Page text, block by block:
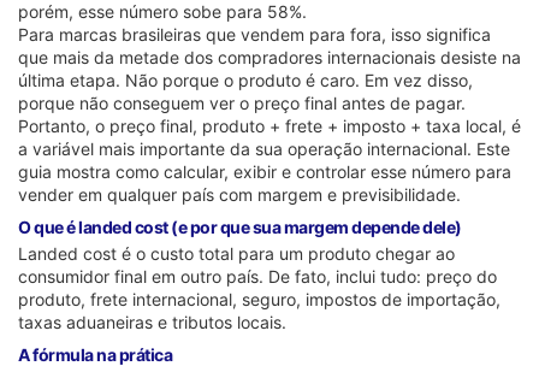
porém, esse número sobe para 58%.
Para marcas brasileiras que vendem para fora, isso significa
que mais da metade dos compradores internacionais desiste na
última etapa. Não porque o produto é caro. Em vez disso,
porque não conseguem ver o preço final antes de pagar.
Portanto, o preço final, produto + frete + imposto + taxa local, é
a variável mais importante da sua operação internacional. Este
guia mostra como calcular, exibir e controlar esse número para
vender em qualquer país com margem e previsibilidade.
O que é landed cost (e por que sua margem depende dele)
Landed cost é o custo total para um produto chegar ao
consumidor final em outro país. De fato, inclui tudo: preço do
produto, frete internacional, seguro, impostos de importação,
taxas aduaneiras e tributos locais.
A fórmula na prática